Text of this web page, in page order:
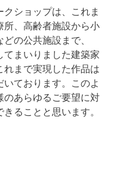
ショップは、これま
所、高齢者施設から小
の公共施設まで、
まいりました建築家
まで実現した作品は
ております。このよ
のあらゆるご要望に対
ることと思います。